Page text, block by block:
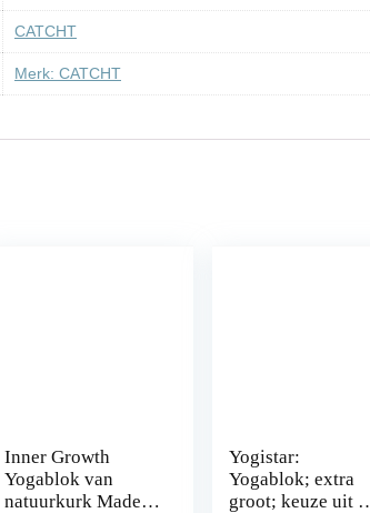
‎CATCHT
Merk: CATCHT
Inner Growth
Yogablok van
natuurkurk Made
Yogistar:
Yogablok; extra
groot; keuze uit 5